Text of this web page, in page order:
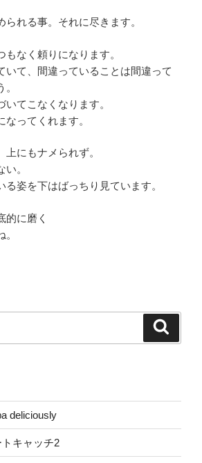
れる事。それに尽きます。
なく頼りになります。
て、間違っていることは間違って
てこなくなります。
ってくれます。
上にもナメられず。
。
姿を下はばっちり見ています。
的に磨く
deliciously
キャッチ2